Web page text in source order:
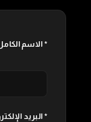
الاسم الكامل *
البريد الإلكتروني *